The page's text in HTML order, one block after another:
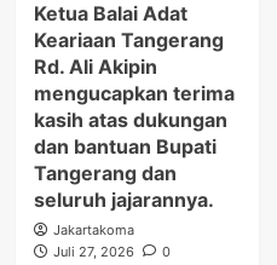
Ketua Balai Adat
Keariaan Tangerang
Rd. Ali Akipin
mengucapkan terima
kasih atas dukungan
dan bantuan Bupati
Tangerang dan
seluruh jajarannya.
Jakartakoma
Juli 27, 2026
0